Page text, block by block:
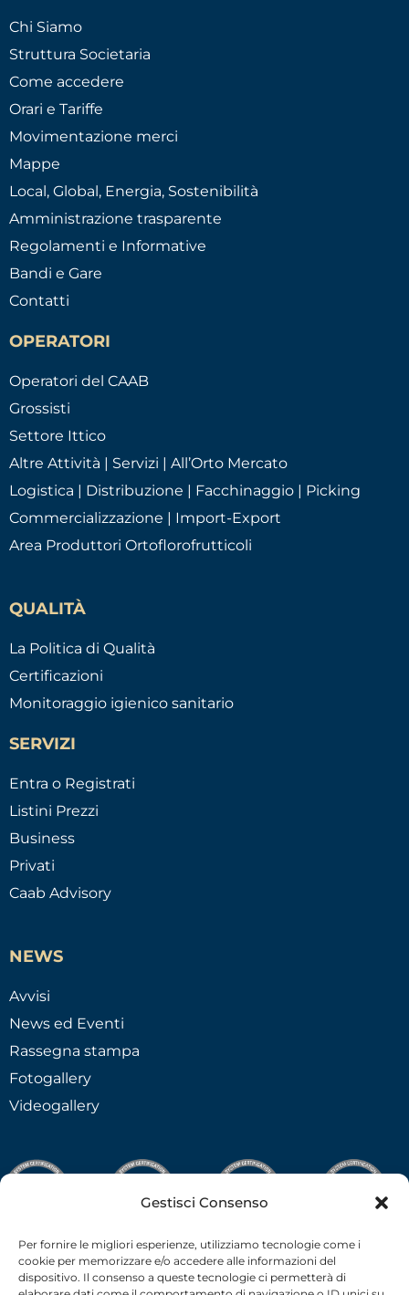
Gestisci Consenso
Per fornire le migliori esperienze, utilizziamo tecnologie come i
cookie per memorizzare e/o accedere alle informazioni del
dispositivo. Il consenso a queste tecnologie ci permetterà di
Chi Siamo
Struttura Societaria
Come accedere
Orari e Tariffe
Movimentazione merci
Mappe
Local, Global, Energia, Sostenibilità
Amministrazione trasparente
Regolamenti e Informative
Bandi e Gare
Contatti
OPERATORI
Operatori del CAAB
Grossisti
Settore Ittico
Altre Attività | Servizi | All’Orto Mercato
Logistica | Distribuzione | Facchinaggio | Picking
Commercializzazione | Import-Export
Area Produttori Ortoflorofrutticoli
QUALITÀ
La Politica di Qualità
Certificazioni
Monitoraggio igienico sanitario
SERVIZI
Entra o Registrati
Listini Prezzi
Business
Privati
Caab Advisory
NEWS
Avvisi
News ed Eventi
Rassegna stampa
Fotogallery
Videogallery